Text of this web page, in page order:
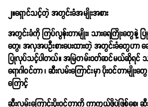
၂။ရှောင်သင့်တဲ့ အတွင်းခံအမျိုးအစား
အတွင်းခံကို ကြပ်လွန်းတာမျိုး၊ သားရေကြိုးတွေနဲ့
တွေ၊ အလှအပဦးစားပေးထားတဲ့ အတွင်းခံတွေဟာ
ပြုလုပ်သင့်ပါတယ်။ အမြဲတမ်းဝတ်ဆင်မယ်ဆိုရင် သာ
ရောဂါဝင်တာ ၊ ဆီးလမ်းကြောင်းမှာ ပိုးဝင်တာမျိုး
ကြောင့်
ဆီးလမ်းကြောင်းပိုးဝင်တာကို ကာကွယ်ဖို့ပဲဖြစ်စေ၊ ဆီး